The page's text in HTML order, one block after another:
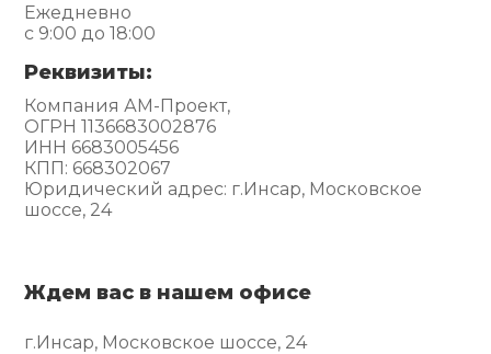
Ежедневно
с 9:00 до 18:00
Реквизиты:
Компания АМ-Проект,
ОГРН 1136683002876
ИНН 6683005456
КПП: 668302067
Юридический адрес: г.Инсар, Московское
шоссе, 24
Ждем вас в нашем офисе
г.Инсар, Московское шоссе, 24